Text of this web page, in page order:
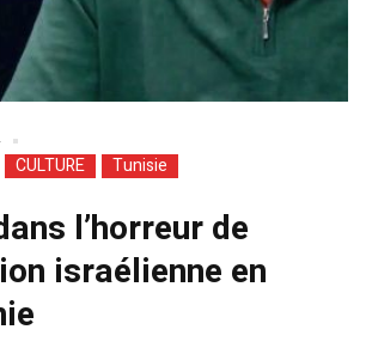
CULTURE Tunisie
l’horreur de
israélienne en